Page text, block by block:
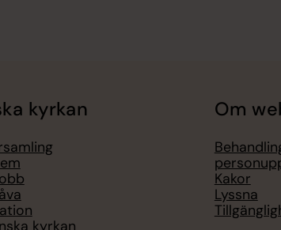
kyrkan
kyrkan
Om
Kakor
Lyssna